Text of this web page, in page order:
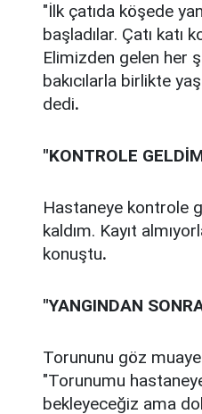
"İlk çatıda köşede
başladılar. Çatı katı
Elimizden gelen her
bakıcılarla birlikte
dedi.
"KONTROLE
Hastaneye kontrole
kaldım. Kayıt
konuştu.
"YANGINDAN
Torununu göz
"Torunumu
bekleyeceğiz ama